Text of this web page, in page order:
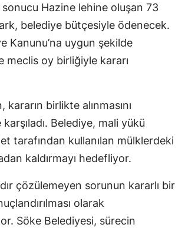
Hazine lehine oluşan 73
belediye bütçesiyle ödenecek.
Kanunu’na uygun şekilde
meclis oy birliğiyle kararı
kararın birlikte alınmasını
Belediye, mali yükü
tarafından kullanılan mülklerdeki
kaldırmayı hedefliyor.
çözülemeyen sorunun kararlı bir
olarak
Söke Belediyesi, sürecin